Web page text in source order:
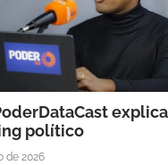
político
de 2026